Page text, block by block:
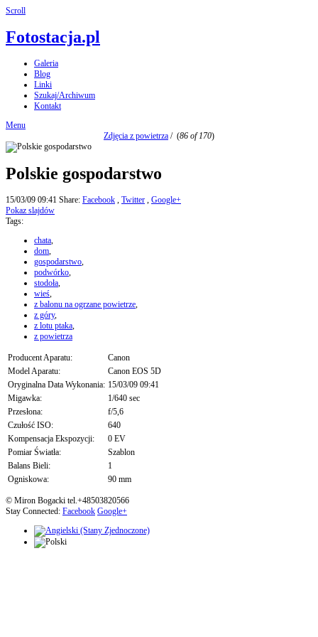
Scroll
Fotostacja.pl
Galeria
Blog
Linki
Szukaj/Archiwum
Kontakt
Menu
Zdjęcia z powietrza / (86 of 170)
Polskie gospodarstwo
15/03/09 09:41 Share: Facebook , Twitter , Google+
Pokaz slajdów
Tags:
chata,
dom,
gospodarstwo,
podwórko,
stodoła,
wieś,
z balonu na ogrzane powietrze,
z góry,
z lotu ptaka,
z powietrza
Producent Aparatu:
Canon
Model Aparatu:
Canon EOS 5D
Oryginalna Data Wykonania: 15/03/09 09:41
Migawka:
1/640 sec
Przesłona:
f/5,6
Czułość ISO:
640
Kompensacja Ekspozycji:
0 EV
Pomiar Światła:
Szablon
Balans Bieli:
1
Ogniskowa:
90 mm
© Miron Bogacki tel.+48503820566
Stay Connected: Facebook Google+